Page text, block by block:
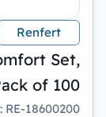
Renfert
Set,
of 100
: RE-18600200